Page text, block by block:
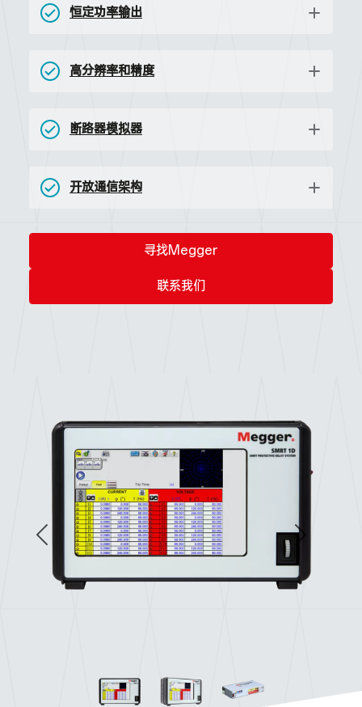
恒定功率输出
高分辨率和精度
断路器模拟器
开放通信架构
寻找Megger
联系我们